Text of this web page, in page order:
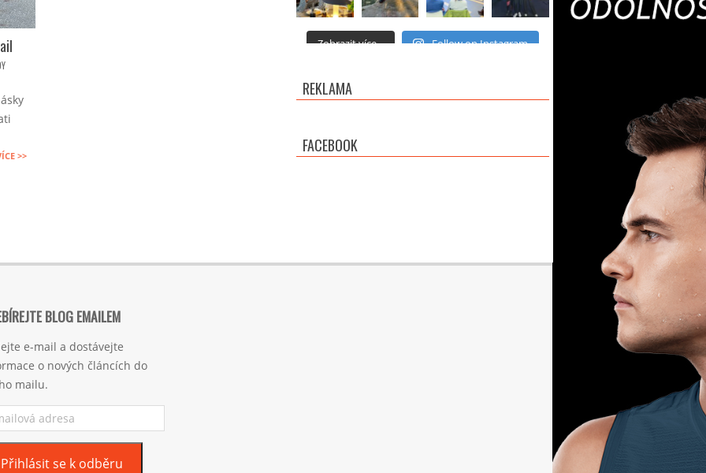
>>
Zobrazit více... Follow on Instagram
REKLAMA
FACEBOOK
BLOG EMAILEM
e-mail a dostávejte
o nových článcích do
mailu.
Přihlásit se k odběru